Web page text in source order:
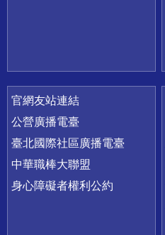
官網友站連結
公營廣播電臺
臺北國際社區廣播電臺
中華職棒大聯盟
身心障礙者權利公約